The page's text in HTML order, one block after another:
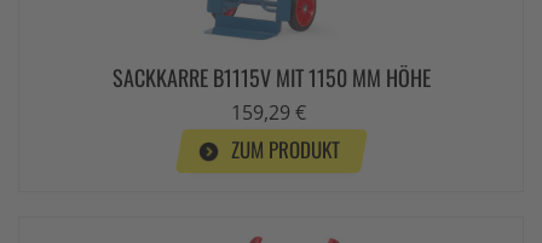
SACKKARRE B1115V MIT 1150 MM HÖHE
159,29 €
ZUM PRODUKT